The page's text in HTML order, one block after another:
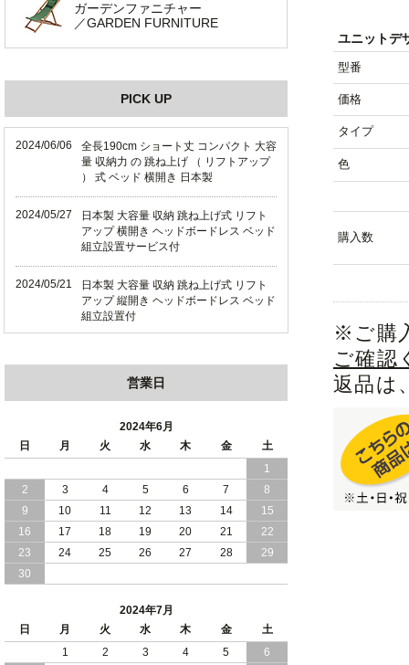
ユニットデ
型番
価格
タイプ
色
購入数
※ご購
ご確認
返品は
ガーデンファニチャー
／GARDEN FURNITURE
PICK UP
2024/06/06
全長190cm ショート丈 コンパクト 大容
量 収納力 の 跳ね上げ （ リフトアップ
） 式 ベッド 横開き 日本製
2024/05/27
日本製 大容量 収納 跳ね上げ式 リフト
アップ 横開き ヘッドボードレス ベッド
組立設置サービス付
2024/05/21
日本製 大容量 収納 跳ね上げ式 リフト
アップ 縦開き ヘッドボードレス ベッド
組立設置付
ド 組立設置 付き
日本製 収納 跳ね上げ式 リフトアップ
ベッド 縦開き ヘッドボード 組立設置サ
ービス付き
2024/04/23
すのこ の 床板 簡単 軽い コンパクトな
大容量 収納 跳ね上げ式 ベッド
2024/03/28
おすすめ クイーン キング ワイドキング
サイズ で 通気性ある すのこ仕様 大容
畳 仕様 で 敷き布団 が使える 引き出し
収納 付き 大容量 チェスト ベッド 日本
製 ヘッドボードなし
営業日
2024年6月
日
月 火 水 木 金
土
1
2
3 4 5 6 7
8
9
10 11 12 13 14
15
16
17 18 19 20 21
22
23
24 25 26 27 28
29
30
2024年7月
日
月 火 水 木 金
土
1
2 3 4 5
6